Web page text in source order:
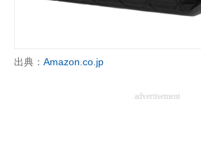
経営リーダーのコミュニティ
ITエンジニア向け専門サイト
企業向けIT製品の総合サイト
出典： Amazon.co.jp
advertisement